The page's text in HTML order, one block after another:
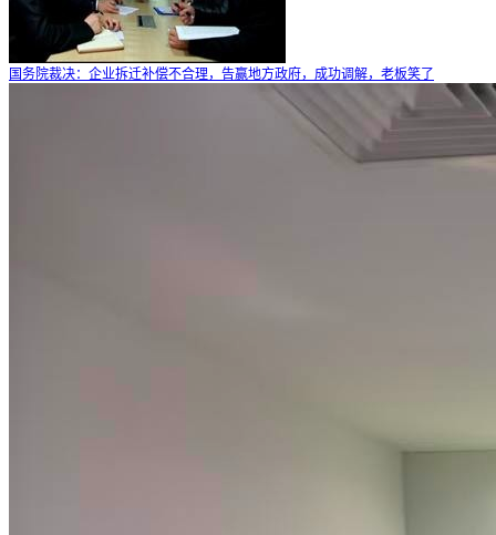
国务院裁决：企业拆迁补偿不合理，告赢地方政府，成功调解，老板笑了